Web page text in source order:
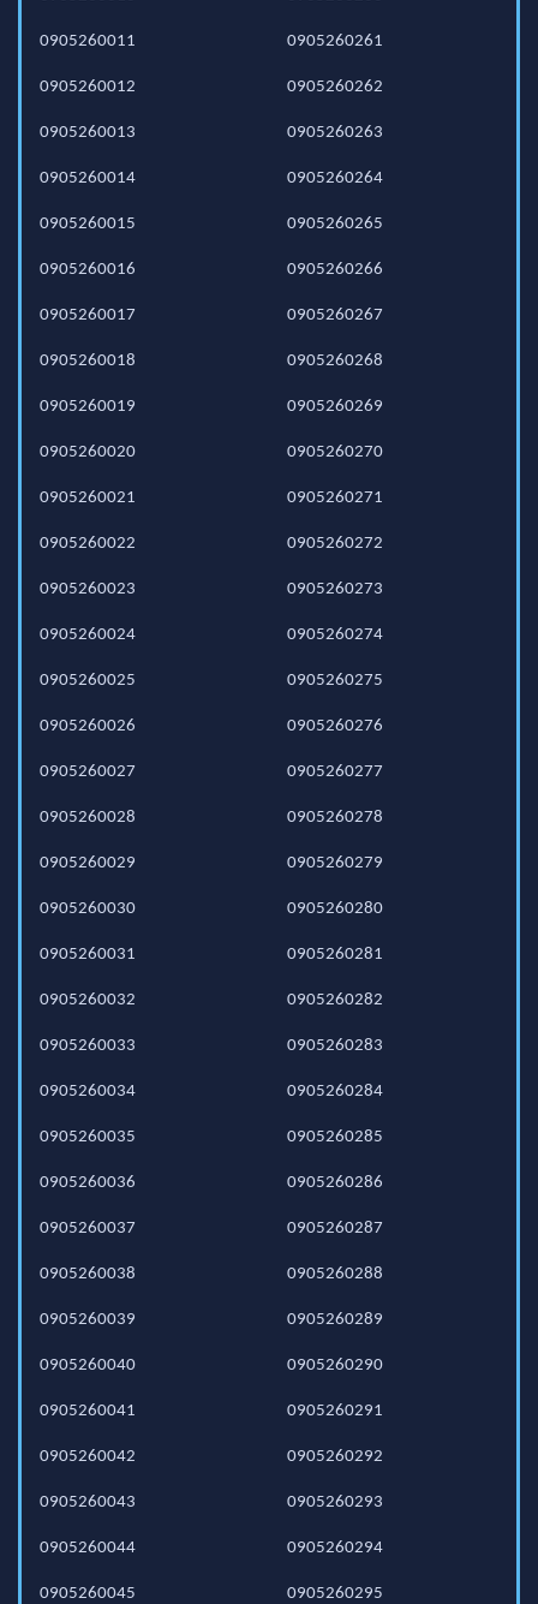
0905260011
0905260012
0905260013
0905260014
0905260015
0905260016
0905260017
0905260018
0905260019
0905260020
0905260021
0905260022
0905260023
0905260024
0905260025
0905260026
0905260027
0905260028
0905260029
0905260030
0905260031
0905260032
0905260033
0905260034
0905260035
0905260036
0905260037
0905260038
0905260039
0905260040
0905260041
0905260042
0905260043
0905260044
0905260045
0905260261
0905260262
0905260263
0905260264
0905260265
0905260266
0905260267
0905260268
0905260269
0905260270
0905260271
0905260272
0905260273
0905260274
0905260275
0905260276
0905260277
0905260278
0905260279
0905260280
0905260281
0905260282
0905260283
0905260284
0905260285
0905260286
0905260287
0905260288
0905260289
0905260290
0905260291
0905260292
0905260293
0905260294
0905260295